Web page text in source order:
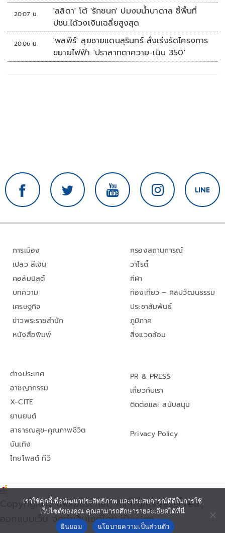
20:07 น.
'ลลิดา' โต้ 'รักชนก' ปมงบน้ำบาดาล ชี้พื้นที่
ปชน.ได้วงเงินเฉลี่ยสูงสุด
20:06 น.
'พลพีร์' ลุยชายแดนสุรินทร์ สั่งเร่งรัดโครงการ
ขยายไฟฟ้า 'ปราสาทตาควาย-เนิน 350'
การเมือง
เปลว สีเงิน
คอลัมนิสต์
บทความ
เศรษฐกิจ
ข่าวพระราชสำนัก
หนังสือพิมพ์
กรองสถานการณ์
วาไรตี้
กีฬา
ท่องเที่ยว – ศิลปวัฒนธรรม
ประชาสัมพันธ์
ภูมิภาค
สิ่งแวดล้อม
ต่างประเทศ
อาชญากรรม
X-CITE
ยานยนต์
สาธารณสุข-คุณภาพชีวิต
บันเทิง
ไทยโพสต์ ทีวี
PR & PRESS
เกี่ยวกับเรา
ติดต่อและ สนับสนุน
Privacy Policy
Copyright© thaipost.net, All rights reserved.,
ออกแบบเว็บ จัดทำเว็บไซต์โดย iDesign
เราใช้คุกกี้เพื่อพัฒนาประสิทธิภาพ และประสบการณ์ที่ดีในการใช้
เว็บไซต์ของคุณ คุณสามารถศึกษารายละเอียดได้ที่นี่
ยินยอม
นโยบายความเป็นส่วนตัว